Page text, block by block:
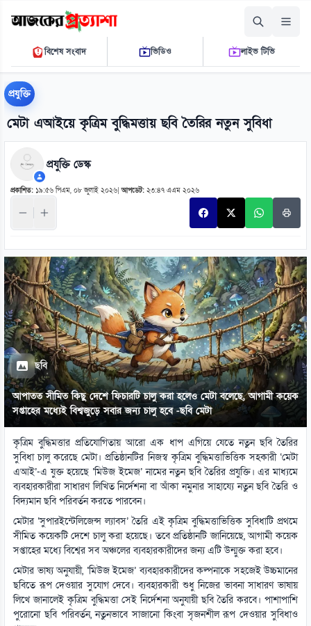
বৃহস্পতিবার, ০৬ আগস্ট ২০২৬
১১ ১৭ ৪১ এ.এম.THE DAILY AJKER PROTTASHA
বিশেষ সংবাদ ভিডিও লাইভ টিভি
প্রযুক্তি
মেটা এআইয়ে কৃত্রিম বুদ্ধিমত্তায় ছবি তৈরির নতুন সুবিধা
প্রযুক্তি ডেস্ক
প্রকাশিত: ১৯:৫৬ পিএম, ০৮ জুলাই ২০২৬ |আপডেট: ২৩:৪৭ এএম ২০২৬
ছবি
আপাতত সীমিত কিছু দেশে ফিচারটি চালু করা হলেও মেটা বলেছে, আগামী কয়েক
সপ্তাহের মধ্যেই বিশ্বজুড়ে সবার জন্য চালু হবে -ছবি মেটা
কৃত্রিম বুদ্ধিমত্তার প্রতিযোগিতায় আরো এক ধাপ এগিয়ে যেতে নতুন ছবি তৈরির
সুবিধা চালু করেছে মেটা। প্রতিষ্ঠানটির নিজস্ব কৃত্রিম বুদ্ধিমত্তাভিত্তিক সহকারী ‘মেটা
এআই’-এ যুক্ত হয়েছে ‘মিউজ ইমেজ’ নামের নতুন ছবি তৈরির প্রযুক্তি। এর মাধ্যমে
ব্যবহারকারীরা সাধারণ লিখিত নির্দেশনা বা আঁকা নমুনার সাহায্যে নতুন ছবি তৈরি ও
বিদ্যমান ছবি পরিবর্তন করতে পারবেন।
মেটার ‘সুপারইন্টেলিজেন্স ল্যাবস’ তৈরি এই কৃত্রিম বুদ্ধিমত্তাভিত্তিক সুবিধাটি প্রথমে
সীমিত কয়েকটি দেশে চালু করা হয়েছে। তবে প্রতিষ্ঠানটি জানিয়েছে, আগামী কয়েক
সপ্তাহের মধ্যে বিশ্বের সব অঞ্চলের ব্যবহারকারীদের জন্য এটি উন্মুক্ত করা হবে।
মেটার ভাষ্য অনুযায়ী, ‘মিউজ ইমেজ’ ব্যবহারকারীদের কল্পনাকে সহজেই উচ্চমানের
ছবিতে রূপ দেওয়ার সুযোগ দেবে। ব্যবহারকারী শুধু নিজের ভাবনা সাধারণ ভাষায়
লিখে জানালেই কৃত্রিম বুদ্ধিমত্তা সেই নির্দেশনা অনুযায়ী ছবি তৈরি করবে। পাশাপাশি
পুরোনো ছবি পরিবর্তন, নতুনভাবে সাজানো কিংবা সৃজনশীল রূপ দেওয়ার সুবিধাও